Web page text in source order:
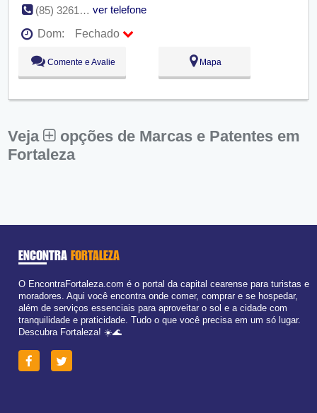
(85) 3261-6636
ver telefone
Dom:
Fechado
Seg:
Ter:
09:00 - 18:00
Qua:
09:00 - 18:00
Sex:
09:00 - 18:00
Dom:
Fechado
Comente e Avalie Mapa
Veja
opções de Marcas e Patentes em
Fortaleza
ENCONTRA FORTALEZA
O EncontraFortaleza.com é o portal da capital cearense para turistas e
moradores. Aqui você encontra onde comer, comprar e se hospedar,
além de serviços essenciais para aproveitar o sol e a cidade com
tranquilidade e praticidade. Tudo o que você precisa em um só lugar.
Descubra Fortaleza! ☀️🌊